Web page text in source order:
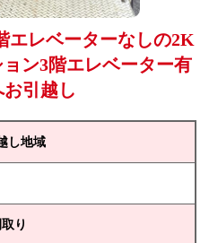
エレベーターなしの2K
ン3階エレベーター有
引越し
し地域
取り